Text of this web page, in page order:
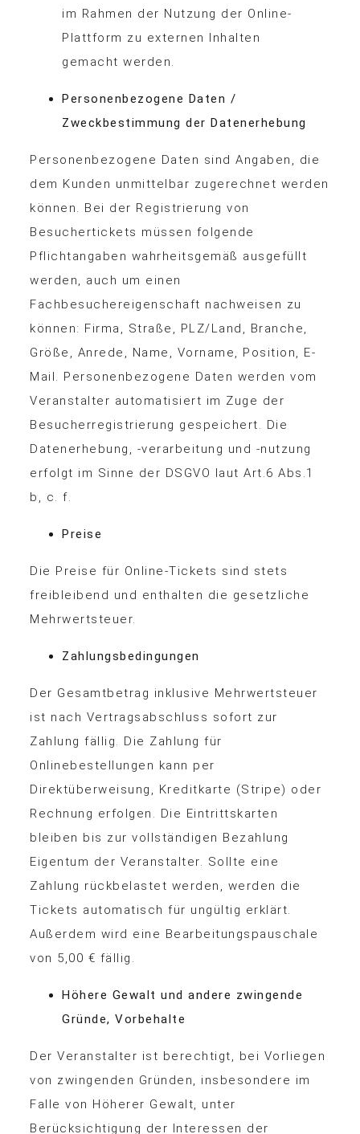
im Rahmen der Nutzung der Online-
Plattform zu externen Inhalten
gemacht werden.
Personenbezogene Daten /
Zweckbestimmung der Datenerhebung
Personenbezogene Daten sind Angaben, die
dem Kunden unmittelbar zugerechnet werden
können. Bei der Registrierung von
Besuchertickets müssen folgende
Pflichtangaben wahrheitsgemäß ausgefüllt
werden, auch um einen
Fachbesuchereigenschaft nachweisen zu
können: Firma, Straße, PLZ/Land, Branche,
Größe, Anrede, Name, Vorname, Position, E-
Mail. Personenbezogene Daten werden vom
Veranstalter automatisiert im Zuge der
Besucherregistrierung gespeichert. Die
Datenerhebung, -verarbeitung und -nutzung
erfolgt im Sinne der DSGVO laut Art.6 Abs.1
b, c. f.
Preise
Die Preise für Online-Tickets sind stets
freibleibend und enthalten die gesetzliche
Mehrwertsteuer.
Zahlungsbedingungen
Der Gesamtbetrag inklusive Mehrwertsteuer
ist nach Vertragsabschluss sofort zur
Zahlung fällig. Die Zahlung für
Onlinebestellungen kann per
Direktüberweisung, Kreditkarte (Stripe) oder
Rechnung erfolgen. Die Eintrittskarten
bleiben bis zur vollständigen Bezahlung
Eigentum der Veranstalter. Sollte eine
Zahlung rückbelastet werden, werden die
Tickets automatisch für ungültig erklärt.
Außerdem wird eine Bearbeitungspauschale
von 5,00 € fällig.
Höhere Gewalt und andere zwingende
Gründe, Vorbehalte
Der Veranstalter ist berechtigt, bei Vorliegen
von zwingenden Gründen, insbesondere im
Falle von Höherer Gewalt, unter
Berücksichtigung der Interessen der